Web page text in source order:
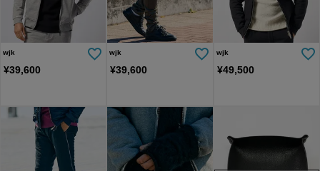
wjk
¥39,600
wjk
¥39,600
wjk
¥49,500